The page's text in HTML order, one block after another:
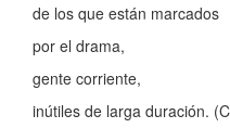
de los que están marcados
por el drama,
gente corriente,
inútiles de larga duración.